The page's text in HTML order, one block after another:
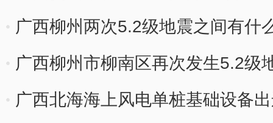
广西柳州两次5.2级地震之间有什
广西柳州市柳南区再次发生5.2级
广西北海海上风电单桩基础设备